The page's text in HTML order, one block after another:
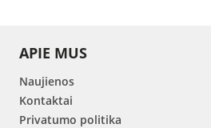
APIE MUS
Naujienos
Kontaktai
Privatumo politika